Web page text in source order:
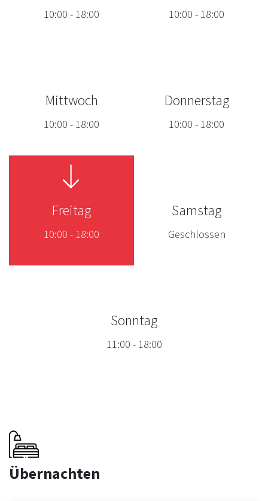
10:00 - 18:00 10:00 - 18:00
Mittwoch
10:00 - 18:00
Donnerstag
10:00 - 18:00
Freitag
10:00 - 18:00
Samstag
Geschlossen
Sonntag
11:00 - 18:00
Übernachten